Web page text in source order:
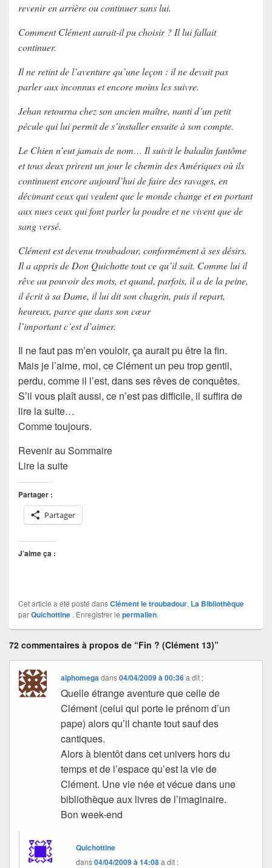
revenir en arrière ou continuer sans lui.
Comment Clément aurait-il pu choisir ? Il lui fallait
continuer.
Il ne retint de l’aventure qu’une leçon : il ne devait pas
parler aux inconnus et encore moins les suivre.
Jehan retourna chez son ancien maître, nanti d’un petit
pécule qui lui permit de s’installer ensuite à son compte.
Le Chien n’eut jamais de nom… Il suivit le baladin fantôme
et tous deux prirent un jour le chemin des Amériques où ils
continuent encore aujourd’hui de faire des ravages, en
décimant ceux qui veulent que le monde change et en portant
aux nues ceux qui font parler la poudre et ne vivent que de
sang versé.
Clément est devenu troubadour, conformément à ses désirs.
Il a appris de Don Quichotte tout ce qu’il sait. Comme lui il
rêve au pouvoir des mots, et quand, parfois, il a de la peine,
il écrit à sa Dame, il lui dit son chagrin, puis il repart,
heureux, parce que dans son cœur
l’important c’est d’aimer.
Il ne faut pas m’en vouloir, ça aurait pu être la fin.
Mais je l’aime, moi, ce Clément un peu trop gentil,
perdu, comme il l’est, dans ses rêves de conquêtes.
S’il vous plaît aussi, ce n’est pas difficile, il suffira de
lire la suite…
Comme toujours.
Revenir au Sommaire
Lire la suite
Partager :
Partager
J’aime ça :
Cet article a été posté dansClément le troubadour, La Bibliothèque
parQuichottine . Enregistrer le permalien.
72 commentaires à propos de “Fin ? (Clément 13)”
alphomega dans04/04/2009 à 00:36 a dit :
Quelle étrange aventure que celle de
Clément (celui qui porte le prénom d’un
pape) alors qu’il chante tout sauf des
cantiques.
Alors à bientôt dans cet univers hors du
temps et de l’espace qu’est la vie de
Clément. Une vie née et vécue dans une
bibliothèque aux livres de l’imaginaire.
Bon week-end
Quichottine
dans04/04/2009 à 14:08a dit :